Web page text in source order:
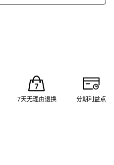
7天无理由退换 分期利益点